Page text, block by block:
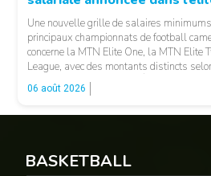
Une nouvelle grille de salaires
principaux championnats de football
concerne la MTN Elite One, la MTN Elite
League, avec des montants distincts
fonctions. LA SUITE APRÈS LA
relayées par Allez Les Lions, […]
06 août 2026
BASKETBALL